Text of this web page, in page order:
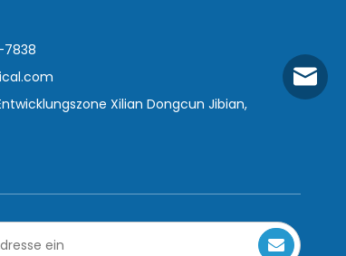
Xilian Dongcun Jibian,